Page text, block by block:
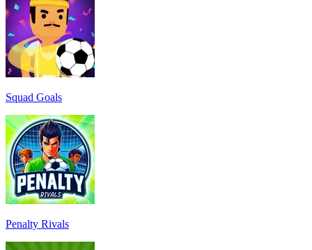
Squad Goals
Penalty Rivals